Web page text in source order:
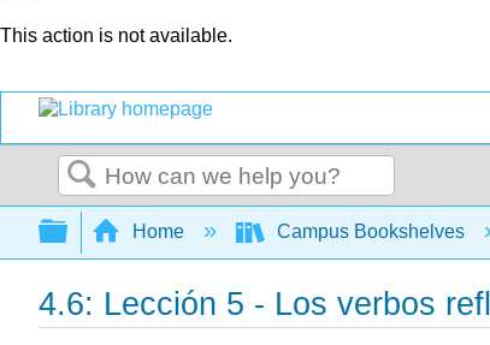
This action is not available.
Search
Expand/collapse global
Home Campus Bookshelves
4.6: Lección 5 - Los verbos